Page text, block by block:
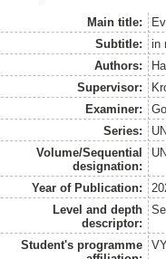
Main title:
Subtitle:
in
Authors:
Supervisor:
Examiner:
Series:
Volume/Sequential
designation:
Year of Publication:
Level and depth
descriptor:
Student's programme